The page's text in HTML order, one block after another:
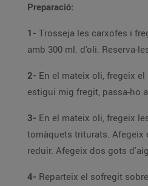
Preparació:
1- Trosseja les carxofes i
amb 300 ml. d'oli. Reserva-
2- En el mateix oli, fregeix el
estigui mig fregit, passa-ho
3- En el mateix oli, fregeix les
tomàquets triturats. Afegeix
reduir. Afegeix dos gots
4- Reparteix el sofregit sobre